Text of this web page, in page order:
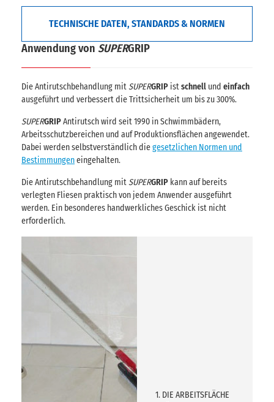
TECHNISCHE DATEN, STANDARDS & NORMEN
Anwendung von SUPERGRIP
Die Antirutschbehandlung mit SUPERGRIP istschnell und einfach
ausgeführt und verbessert die Trittsicherheit um bis zu 300%.
SUPERGRIPAntirutsch wird seit 1990 in Schwimmbädern,
Arbeitsschutzbereichen und auf Produktionsflächen angewendet.
Dabei werden selbstverständlich diegesetzlichen Normen und
Bestimmungeneingehalten.
Die Antirutschbehandlung mit SUPERGRIP kann auf bereits
verlegten Fliesen praktisch von jedem Anwender ausgeführt
werden. Ein besonderes handwerkliches Geschick ist nicht
erforderlich.
1. DIE ARBEITSFLÄCHE